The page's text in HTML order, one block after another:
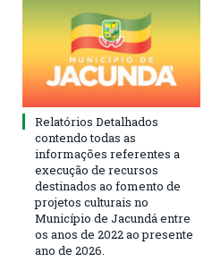
Relatórios Detalhados
contendo todas as
informações referentes a
execução de recursos
destinados ao fomento de
projetos culturais no
Município de Jacundá entre
os anos de 2022 ao presente
ano de 2026.